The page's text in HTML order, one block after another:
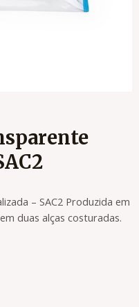
– SAC2 Produzida em
duas alças costuradas.